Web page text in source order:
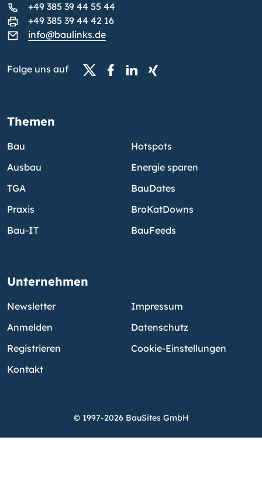
+49 385 39 44 55 44
+49 385 39 44 42 16
info@baulinks.de
Folge uns auf
Themen
Bau
Ausbau
TGA
Praxis
Bau-IT
Hotspots
Energie sparen
BauDates
BroKatDowns
BauFeeds
Unternehmen
Newsletter
Anmelden
Registrieren
Kontakt
Impressum
Datenschutz
Cookie-Einstellungen
© 1997-2026 BauSites GmbH